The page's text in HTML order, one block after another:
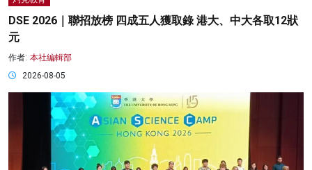
DSE 2026｜聯招放榜 四成五人獲取錄 港大、中大各取12狀
元
作者: 本社編輯部
2026-08-05